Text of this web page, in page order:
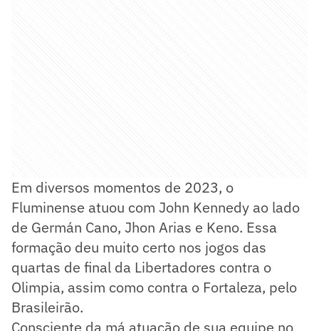
Em diversos momentos de 2023, o
Fluminense atuou com John Kennedy ao lado
de Germán Cano, Jhon Arias e Keno. Essa
formação deu muito certo nos jogos das
quartas de final da Libertadores contra o
Olimpia, assim como contra o Fortaleza, pelo
Brasileirão.
Consciente da má atuação de sua equipe no